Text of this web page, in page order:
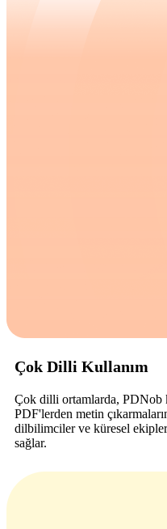
Çok Dilli Kullanım
Çok dilli ortamlarda, PDNob
PDF'lerden metin
dilbilimciler ve küresel ekipler
sağlar.